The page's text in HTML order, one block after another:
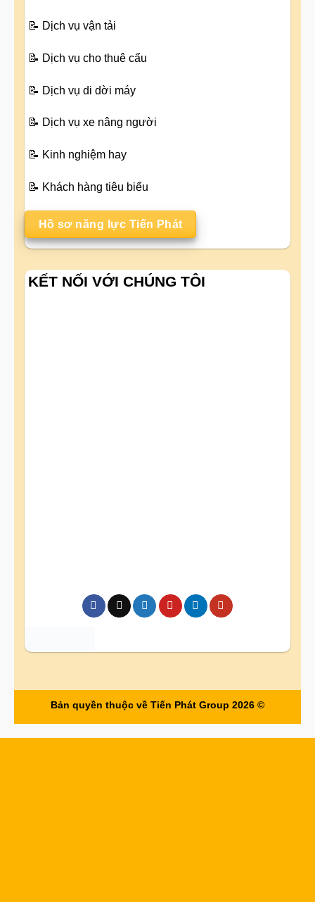
📝 Dịch vụ vận tải
📝 Dịch vụ cho thuê cẩu
📝 Dịch vụ di dời máy
📝 Dịch vụ xe nâng người
📝 Kinh nghiệm hay
📝 Khách hàng tiêu biểu
Hồ sơ năng lực Tiến Phát
KẾT NỐI VỚI CHÚNG TÔI
Bản quyền thuộc về Tiến Phát Group 2026 ©